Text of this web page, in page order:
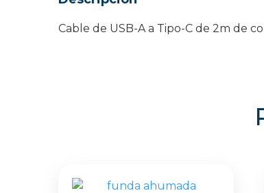
Cable de USB-A a Tipo-C de 2m de